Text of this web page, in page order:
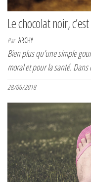
Le chocolat noir,
Par ARCHY
Bien plus qu’une simple
moral et pour la santé.
28/06/2018